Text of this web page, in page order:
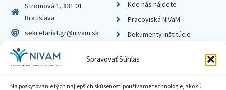
Spravovať Súhlas
Na poskytovanie tých najlepších skúseností používame technológie, ako sú
Stromová 1, 831 01
Bratislava
sekretariat.gr@nivam.sk
IČO: 00164348
DIČ: 2020798714
Kde nás nájdete
Pracoviská NIVaM
Dokumenty inštitúcie